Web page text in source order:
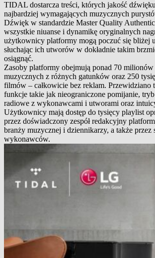
TIDAL dostarcza treści, których jakość
najbardziej wymagających muzycznych
Dźwięk w standardzie Master Quality
wszystkie niuanse i dynamikę oryginalnych
użytkownicy platformy mogą poczuć się bliżej
słuchając ich utworów w dokładnie takim
osiągnąć.
Zasoby platformy obejmują ponad 70
muzycznych z różnych gatunków oraz 250
filmów – całkowicie bez reklam. Przewidziano
funkcje takie jak nieograniczone pomijanie,
radiowe z wykonawcami i utworami oraz
Użytkownicy mają dostęp do tysięcy playlist
przez doświadczony zespół redakcyjny
branży muzycznej i dziennikarzy, a także przez
wykonawców.